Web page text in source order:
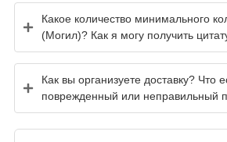
Какое количество минимального
(Могил)? Как я могу получить
Как вы организуете доставку? Что
поврежденный или неправильный